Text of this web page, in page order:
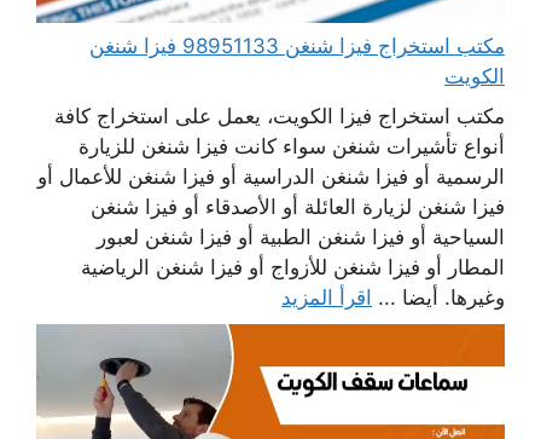
مكتب استخراج فيزا شنغن 98951133 فيزا شنغن
الكويت
مكتب استخراج فيزا الكويت، يعمل على استخراج كافة
أنواع تأشيرات شنغن سواء كانت فيزا شنغن للزيارة
الرسمية أو فيزا شنغن الدراسية أو فيزا شنغن للأعمال أو
فيزا شنغن لزيارة العائلة أو الأصدقاء أو فيزا شنغن
السياحية أو فيزا شنغن الطبية أو فيزا شنغن لعبور
المطار أو فيزا شنغن للأزواج أو فيزا شنغن الرياضية
وغيرها. أيضا ... اقرأ المزيد